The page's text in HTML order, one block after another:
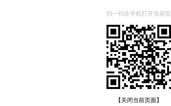
扫一扫在手机打开当前页
【关闭当前页面】